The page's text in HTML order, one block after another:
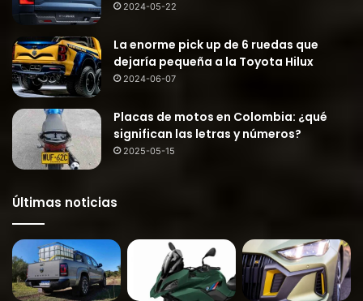
2024-05-22
La enorme pick up de 6 ruedas que
dejaría pequeña a la Toyota Hilux
2024-06-07
Placas de motos en Colombia: ¿qué
significan las letras y números?
2025-05-15
Últimas noticias